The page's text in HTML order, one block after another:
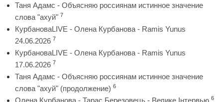
Таня Адамс - Объясняю россиянам истинное значение
слова "ахуй" 7
КурбановаLIVE - Олена Курбанова - Ramis Yunus
24.06.2026 7
КурбановаLIVE - Олена Курбанова - Ramis Yunus
17.06.2026 7
Таня Адамс - Объясняю россиянам истинное значение
слова "ахуй" (продолжение) 6
Олена Курбанова - Тарас Березовець - Велике Інтервью 6